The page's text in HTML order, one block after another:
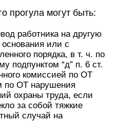
прогула могут быть:
работника на другую
основания или с
порядка, в т. ч. по
подпунктом “д” п. 6 ст.
комиссией по ОТ
по ОТ нарушения
охраны труда, если
за собой тяжкие
случай на